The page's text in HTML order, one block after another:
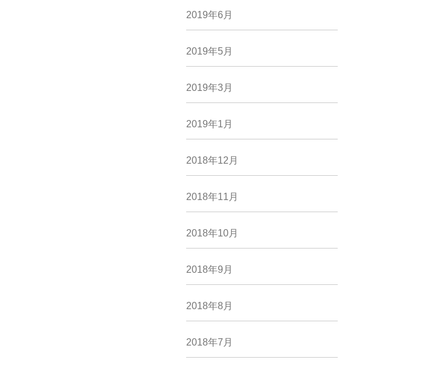
2019年6月
2019年5月
2019年3月
2019年1月
2018年12月
2018年11月
2018年10月
2018年9月
2018年8月
2018年7月